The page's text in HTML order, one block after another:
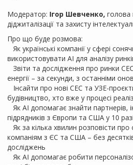
Модератор: Ігор Шевченко, голова
діджиталізації та захисту
Про що буде розмова:
Як українські компанії у сфері
використовувати AI для аналізу
Звіти та дослідження про ринки
енергії – за секунди, з останніми
Інсайти про нові СЕС та УЗЕ-
будівництво, хто вже у процесі
Як AI допомагає знайти партнерів,
підрядників з Європи та США у 10
Як за кілька хвилин розповісти про
компаніям з ЄС та США – без десятків
досліджень
Як AI допомагає робити